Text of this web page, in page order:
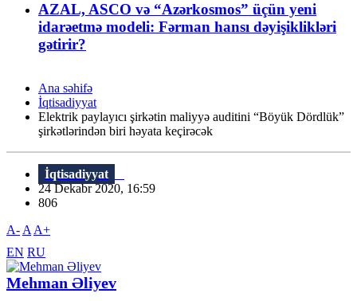
AZAL, ASCO və “Azərkosmos” üçün yeni
idarəetmə modeli: Fərman hansı dəyişiklikləri
gətirir?
Ana səhifə
İqtisadiyyat
Elektrik paylayıcı şirkətin maliyyə auditini “Böyük Dördlük”
şirkətlərindən biri həyata keçirəcək
İqtisadiyyat
24 Dekabr 2020, 16:59
806
A- A A+
EN RU
Mehman Əliyev